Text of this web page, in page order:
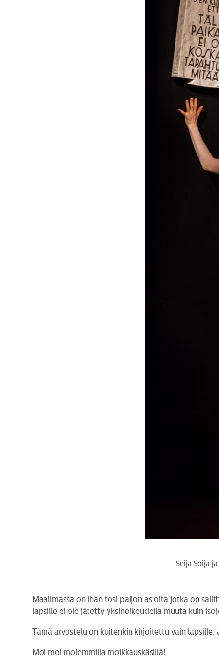
Seija Soija
Maailmassa on ihan tosi paljon asioita jotka on
lapsille ei ole jätetty yksinoikeudella muuta kuin
Tämä arvostelu on kuitenkin kirjoitettu vain
Moi moi molemmilla moikkauskäsillä!